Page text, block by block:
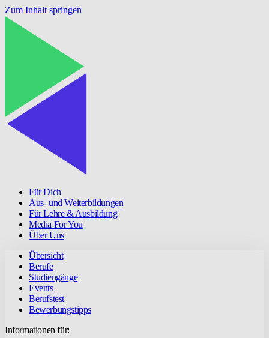
Zum Inhalt springen
Für Dich
Aus- und Weiterbildungen
Für Lehre & Ausbildung
Media For You
Über Uns
Übersicht
Berufe
Studiengänge
Events
Berufstest
Bewerbungstipps
Informationen für: